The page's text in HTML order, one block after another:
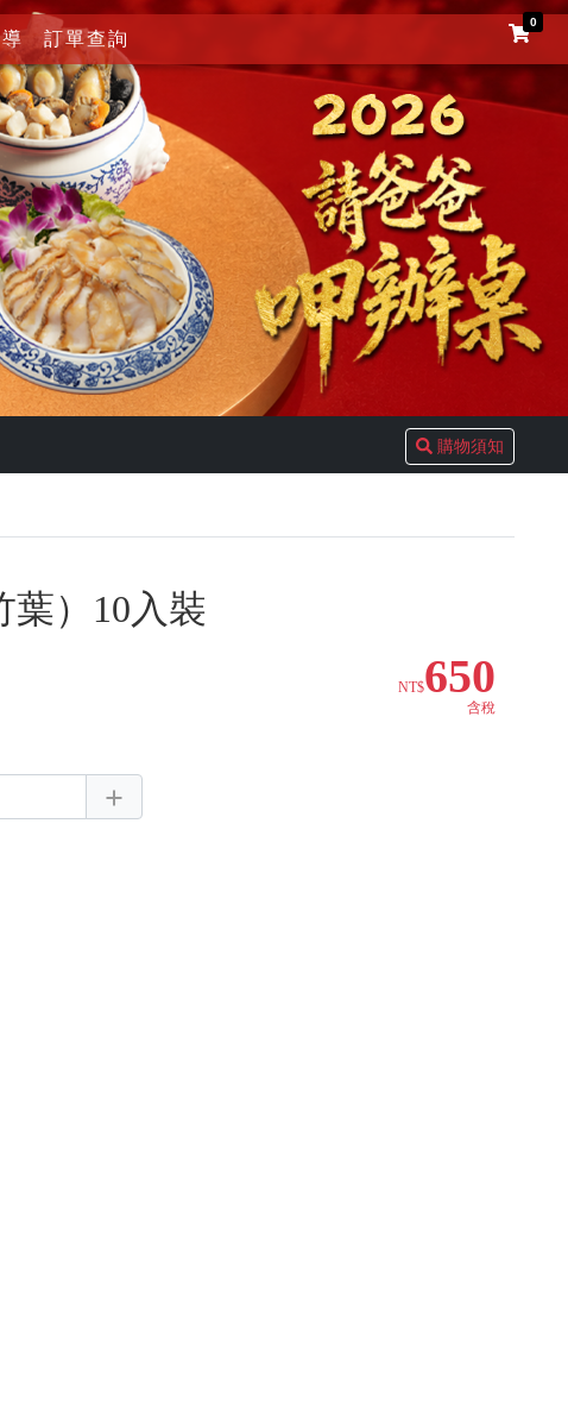
訂單查詢
0
購物須知
葉）10入裝
NT$650
含稅